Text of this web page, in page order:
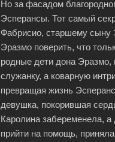
Но за фасадом
Эсперансы. Тот самый
Фабрисио, старшему сыну
Эразмо поверить, что
родные дети дона
служанку, а коварную
превращая жизнь
девушка, покорившая
Каролина забеременела, а
прийти на помощь,